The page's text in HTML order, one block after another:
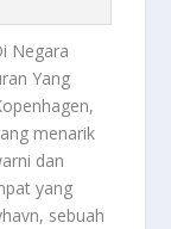
Negara
Yang
menarik
dan
yang
sebuah